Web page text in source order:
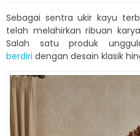
Sebagai sentra ukir kayu
telah melahirkan ribuan
Salah satu produk
berdiri dengan desain klasik